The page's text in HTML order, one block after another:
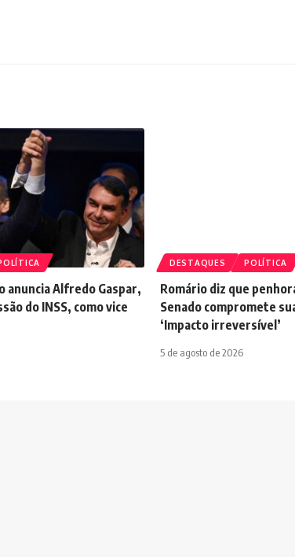
anuncia Alfredo Gaspar,
do INSS, como vice
DESTAQUES POLÍTICA
Romário diz que
Senado compromete
‘Impacto irreversível’
5 de agosto de 2026